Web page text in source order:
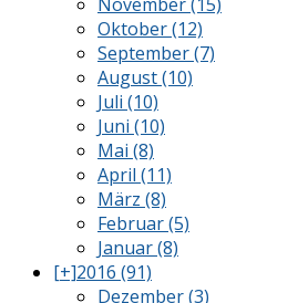
Oktober (12)
September (7)
August (10)
Juli (10)
Juni (10)
Mai (8)
April (11)
März (8)
Februar (5)
Januar (8)
[+]2016 (91)
Dezember (3)